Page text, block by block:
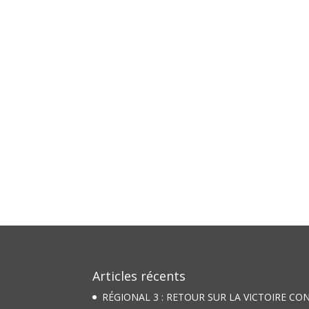
Articles récents
RÉGIONAL 3 : RETOUR SUR LA VICTOIRE